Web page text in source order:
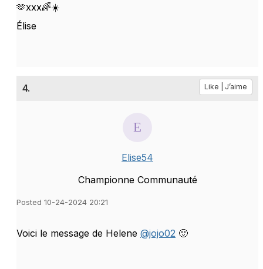
🫶xxx🌈☀️
Élise
4. Like | J’aime
Elise54
Championne Communauté
Posted 10-24-2024 20:21
Voici le message de Helene @jojo02 🙂